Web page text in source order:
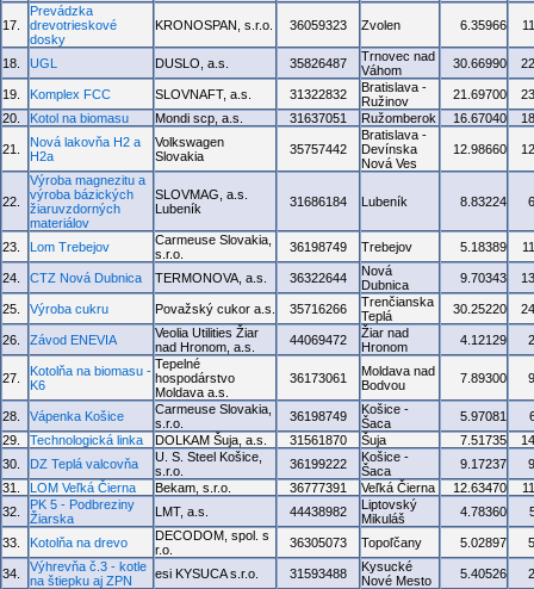
17.
Prevádzka
drevotrieskové
dosky
KRONOSPAN, s.r.o. 36059323 Zvolen 6.35966
18. UGL DUSLO, a.s. 35826487
Trnovec nad
Váhom
30.66990
19. Komplex FCC SLOVNAFT, a.s. 31322832
Bratislava -
Ružinov
21.69700
20.
Kotol na biomasu Mondi scp, a.s. 31637051 Ružomberok 16.67040
21.
Nová lakovňa H2 a
H2a
Volkswagen
Slovakia
35757442
Bratislava -
Devínska
Nová Ves
12.98660
22.
Výroba magnezitu a
výroba bázických
žiaruvzdorných
materiálov
SLOVMAG, a.s.
Lubeník
31686184 Lubeník 8.83224
23. Lom Trebejov
Carmeuse Slovakia,
s.r.o.
36198749 Trebejov 5.18389
24. CTZ Nová Dubnica TERMONOVA, a.s. 36322644
Nová
Dubnica
9.70343
25. Výroba cukru Považský cukor a.s. 35716266
Trenčianska
Teplá
30.25220
26. Závod ENEVIA
Veolia Utilities Žiar
nad Hronom, a.s.
44069472
Žiar nad
Hronom
4.12129
27.
Kotolňa na biomasu -
K6
Tepelné
hospodárstvo
Moldava a.s.
36173061
Moldava nad
Bodvou
7.89300
28. Vápenka Košice
Carmeuse Slovakia,
s.r.o.
36198749
Košice -
Šaca
5.97081
29.
Technologická linka DOLKAM Šuja, a.s. 31561870 Šuja 7.51735
30.
DZ Teplá valcovňa
U. S. Steel Košice,
s.r.o.
36199222
Košice -
Šaca
9.17237
31.
LOM Veľká Čierna Bekam, s.r.o. 36777391 Veľká Čierna 12.63470
32.
PK 5 - Podbreziny
Žiarska
LMT, a.s. 44438982
Liptovský
Mikuláš
4.78360
33. Kotolňa na drevo
DECODOM, spol. s
r.o.
36305073 Topoľčany 5.02897
34.
Výhrevňa č.3 - kotle
na štiepku aj ZPN
esi KYSUCA s.r.o. 31593488
Kysucké
Nové Mesto
5.40526